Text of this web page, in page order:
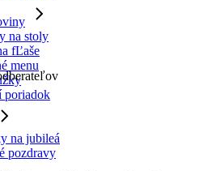
na stoly
fĽaše
menu
poriadok
na jubileá
pozdravy